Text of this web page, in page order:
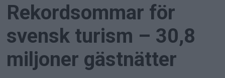
Rekordsommar för
svensk turism – 30,8
miljoner gästnätter